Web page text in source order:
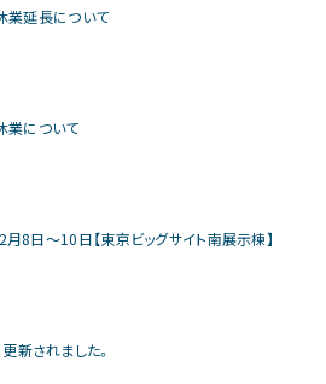
業延長について
業について
日〜10日【東京ビッグサイト南展示棟】
新されました。